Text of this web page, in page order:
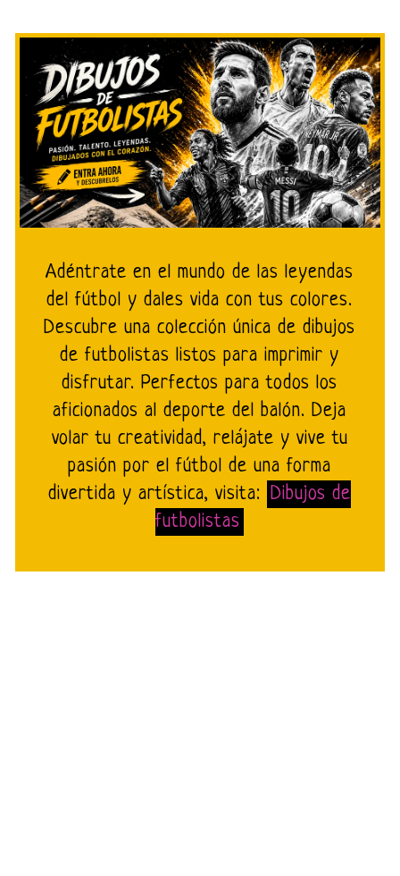
Adéntrate en el mundo de las leyendas
del fútbol y dales vida con tus colores.
Descubre una colección única de dibujos
de futbolistas listos para imprimir y
disfrutar. Perfectos para todos los
aficionados al deporte del balón. Deja
volar tu creatividad, relájate y vive tu
pasión por el fútbol de una forma
divertida y artística, visita: Dibujos de
futbolistas